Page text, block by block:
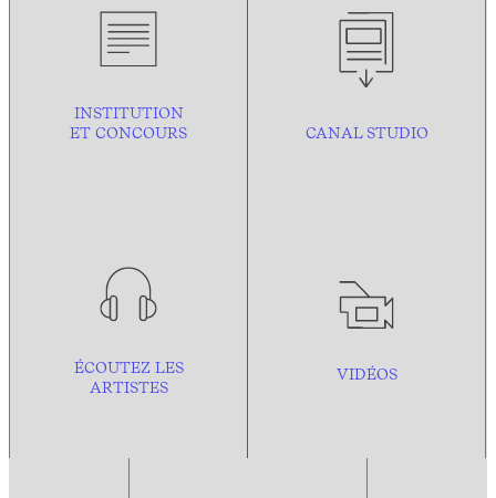
INSTITUTION
ET CONCOURS
CANAL STUDIO
ÉCOUTEZ LES
ARTISTES
VIDÉOS